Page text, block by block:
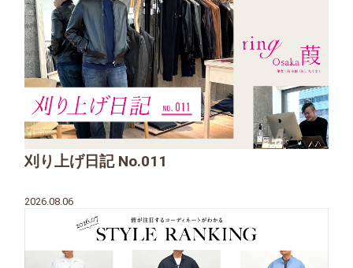
刈り上げ日記 No.011
2026.08.06